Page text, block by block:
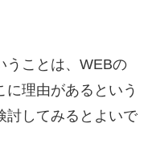
うことは、WEBの
に理由があるという
討してみるとよいで